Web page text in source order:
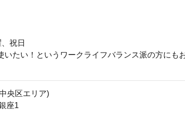
祝日
いたい！というワークライフバランス派の方にも
央区エリア)
座1